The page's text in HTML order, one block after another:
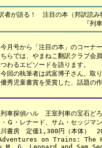
者が語る！　注目の本（邦訳読み
月号から「注目の本」のコーナ
らでは、やまねこ翻訳クラブ会
つわるエピソードを語ります。
回の執筆者は武富博子さん。取
秀児童書賞を受賞した、話題の
列車探偵ハル　王室列車の宝石ど
・Ｇ・レナード、サム・セッジマ
書房　定価1,300円（本体）
on Trains: The